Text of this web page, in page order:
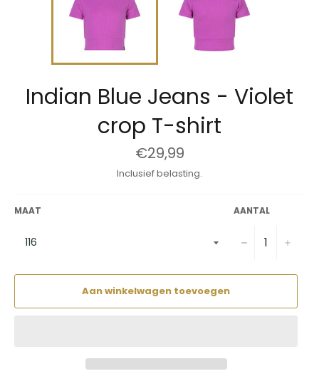
Indian Blue Jeans - Violet
crop T-shirt
Normale
prijs
€29,99
Inclusief belasting.
MAAT AANTAL
− +
Aan winkelwagen toevoegen